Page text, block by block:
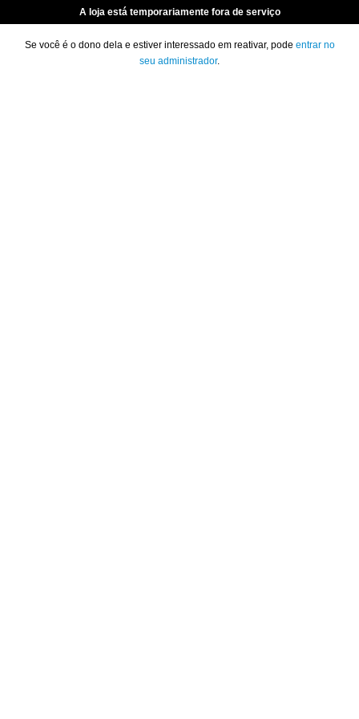
A loja está temporariamente fora de serviço
Se você é o dono dela e estiver interessado em reativar, pode entrar no
seu administrador.